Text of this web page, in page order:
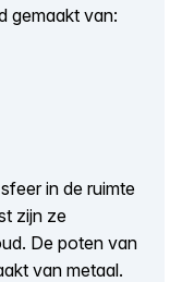
gemaakt van:
in de ruimte
zijn ze
De poten van
van metaal.